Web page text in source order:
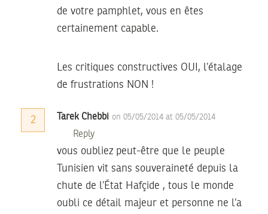
de votre pamphlet, vous en êtes
certainement capable.
Les critiques constructives OUI, l’étalage
de frustrations NON !
2 Tarek Chebbi on 05/05/2014 at 05/05/2014
Reply
vous oubliez peut-être que le peuple
Tunisien vit sans souveraineté depuis la
chute de l’État Hafçide , tous le monde
oubli ce détail majeur et personne ne l’a